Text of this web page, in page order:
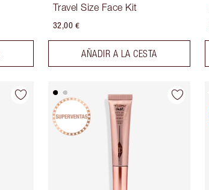
Travel Size Face Kit
32,00 €
AÑADIR A LA CESTA